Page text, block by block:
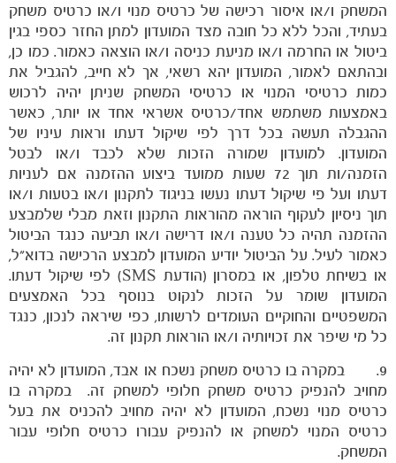
מכבי TV
המשחק ו/או איסור רכישה של כרטיס מנוי ו/או כרטיס משחק
בעתיד, והכל ללא כל חובה מצד המועדון למתן החזר כספי בגין
ביטול או החרמה ו/או מניעת כניסה ו/או הוצאה כאמור. כמו כן,
ובהתאם לאמור, המועדון יהא רשאי, אך לא חייב, להגביל את
כמות כרטיסי המנוי או כרטיסי המשחק שניתן יהיה לרכוש
באמצעות משתמש אחד/כרטיס אשראי אחד או יותר, כאשר
ההגבלה תעשה בכל דרך לפי שיקול דעתו וראות עיניו של
המועדון. למועדון שמורה הזכות שלא לכבד ו/או לבטל
הזמנה/ות תוך 72 שעות ממועד ביצוע ההזמנה אם לעניות
דעתו ועל פי שיקול דעתו נעשו בניגוד לתקנון ו/או בטעות ו/או
תוך ניסיון לעקוף הוראה מהוראות התקנון וזאת מבלי שלמבצע
ההזמנה תהיה כל טענה ו/או דרישה ו/או תביעה כנגד הביטול
כאמור לעיל. על הביטול יודיע המועדון למבצע הרכישה בדוא"ל,
או בשיחת טלפון, או במסרון (הודעת SMS) לפי שיקול דעתו.
המועדון שומר על הזכות לנקוט בנוסף בכל האמצעים
המשפטיים והחוקיים העומדים לרשותו, כפי שיראה לנכון, כנגד
כל מי שיפר את זכויותיה ו/או הוראות תקנון זה.
9. במקרה בו כרטיס משחק נשכח או אבד, המועדון לא יהיה
מחויב להנפיק כרטיס משחק חלופי למשחק זה. במקרה בו
כרטיס מנוי נשכח, המועדון לא יהיה מחויב להכניס את בעל
כרטיס המנוי למשחק או להנפיק עבורו כרטיס חלופי עבור
המשחק.